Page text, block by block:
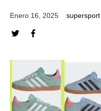
Enero 16, 2025